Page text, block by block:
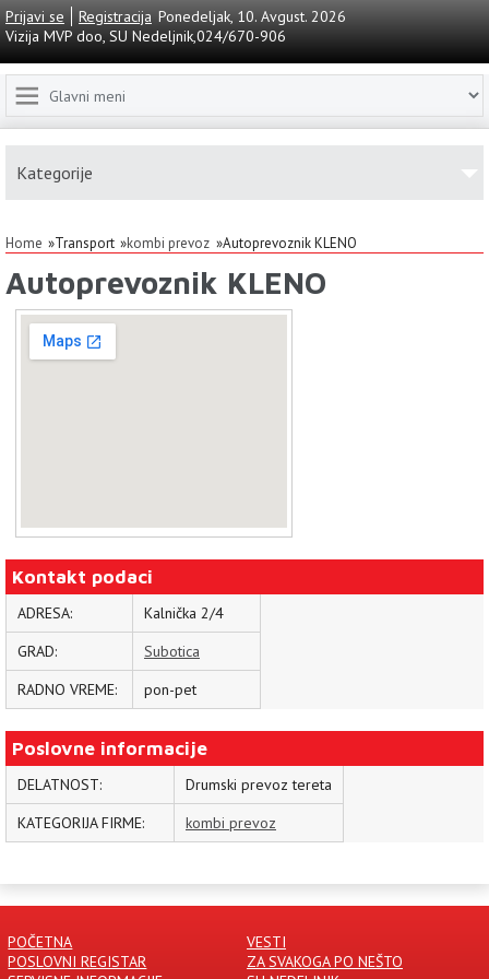
Prijavi se Registracija Ponedeljak, 10. Avgust. 2026
Vizija MVP doo, SU Nedeljnik,024/670-906
Home Transport kombi prevoz Autoprevoznik KLENO
Autoprevoznik KLENO
Kontakt podaci
ADRESA:
Kalnička 2/4
GRAD:
Subotica
RADNO VREME:
pon-pet
Poslovne informacije
DELATNOST:
Drumski prevoz tereta
KATEGORIJA FIRME:
kombi prevoz
Kаtegorije
POČETNA
VESTI
POSLOVNI REGISTAR
ZA SVAKOGA PO NEŠTO